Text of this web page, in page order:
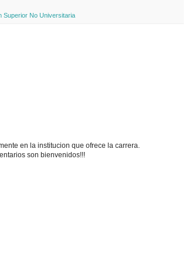
Superior No Universitaria
en la institucion que ofrece la carrera.
son bienvenidos!!!